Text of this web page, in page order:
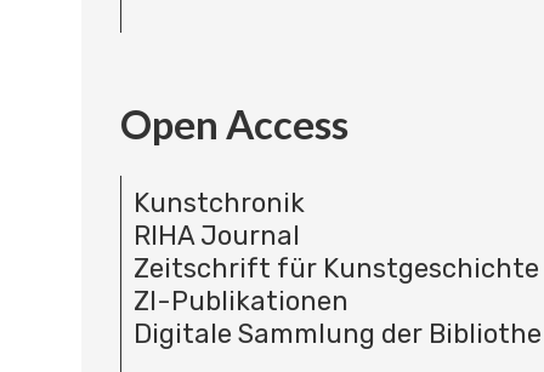
Open Access
Kunstchronik
RIHA Journal
Zeitschrift für Kunstgeschichte
ZI-Publikationen
Digitale Sammlung der